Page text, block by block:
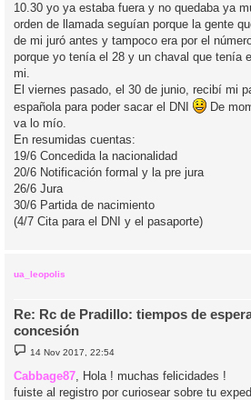
10.30 yo ya estaba fuera y no quedaba ya
orden de llamada seguían porque la gente
de mi juró antes y tampoco era por el
porque yo tenía el 28 y un chaval que tenía
mi.
El viernes pasado, el 30 de junio, recibí mi
española para poder sacar el DNI
De
va lo mío.
En resumidas cuentas:
19/6 Concedida la nacionalidad
20/6 Notificación formal y la pre jura
26/6 Jura
30/6 Partida de nacimiento
(4/7 Cita para el DNI y el pasaporte)
ua_leopolis
Re: Rc de Pradillo: tiempos de
concesión
M
e
n
s
a
14 Nov 2017, 22:54
Cabbage87 , Hola ! muchas felicidades !
fuiste al registro por curiosear sobre tu